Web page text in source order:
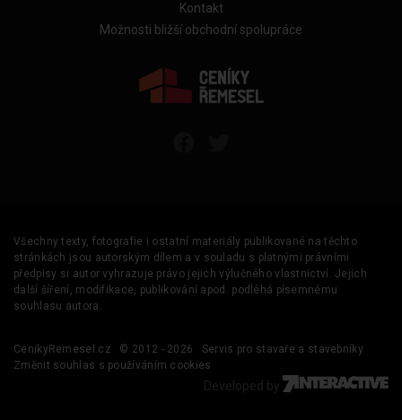
Kontakt
Možnosti bližší obchodní spolupráce
Všechny texty, fotografie i ostatní materiály publikované na těchto
stránkách jsou autorským dílem a v souladu s platnými právními
předpisy si autor vyhrazuje právo jejich výlučného vlastnictví. Jejich
další šíření, modifikace, publikování apod. podléhá písemnému
souhlasu autora.
CenikyRemesel.cz © 2012 - 2026
Servis pro stavaře a stavebníky
Změnit souhlas s používáním cookies
Developed by